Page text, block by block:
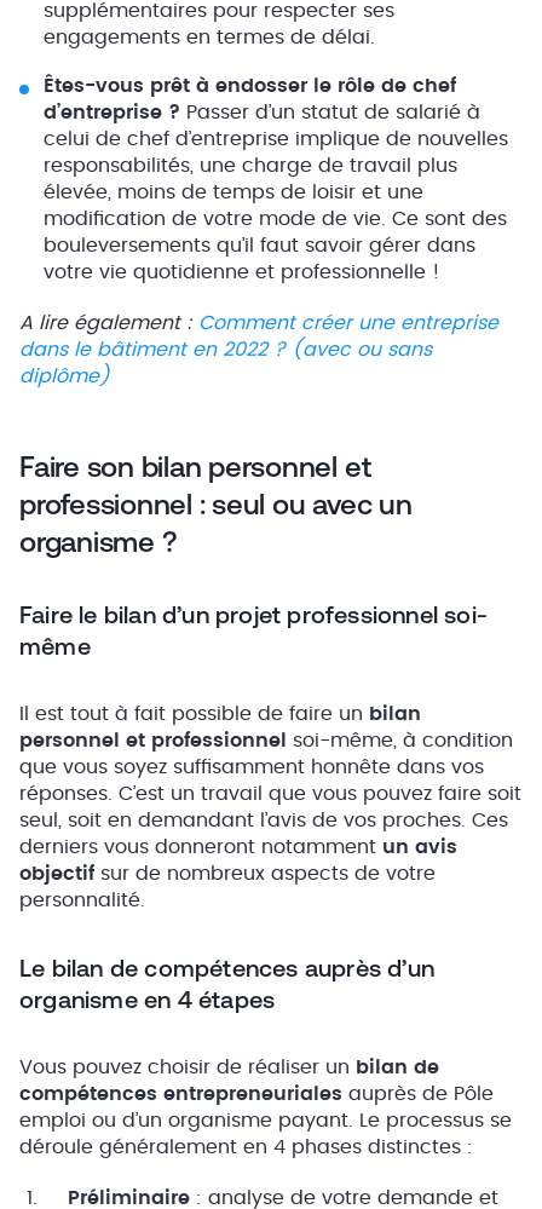
supplémentaires pour respecter ses
engagements en termes de délai.
Êtes-vous prêt à endosser le rôle de chef
d’entreprise ? Passer d’un statut de salarié à
celui de chef d’entreprise implique de nouvelles
responsabilités, une charge de travail plus
élevée, moins de temps de loisir et une
modification de votre mode de vie. Ce sont des
bouleversements qu’il faut savoir gérer dans
votre vie quotidienne et professionnelle !
A lire également : Comment créer une entreprise
dans le bâtiment en 2022 ? (avec ou sans
diplôme)
Faire son bilan personnel et
professionnel : seul ou avec un
organisme ?
Faire le bilan d’un projet professionnel soi-
même
Il est tout à fait possible de faire un bilan
personnel et professionnel soi-même, à condition
que vous soyez suffisamment honnête dans vos
réponses. C’est un travail que vous pouvez faire soit
seul, soit en demandant l’avis de vos proches. Ces
derniers vous donneront notamment un avis
objectif sur de nombreux aspects de votre
personnalité.
Le bilan de compétences auprès d’un
organisme en 4 étapes
Vous pouvez choisir de réaliser un bilan de
compétences entrepreneuriales auprès de Pôle
emploi ou d’un organisme payant. Le processus se
déroule généralement en 4 phases distinctes :
Préliminaire : analyse de votre demande et